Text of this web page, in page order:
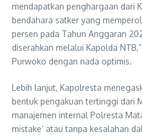
mendapatkan penghargaan dari
bendahara satker yang
persen pada Tahun Anggaran
diserahkan melalui Kapolda
Purwoko dengan nada optimis.
Lebih lanjut, Kapolresta
bentuk pengakuan tertinggi dari
manajemen internal Polresta
mistake’ atau tanpa kesalahan